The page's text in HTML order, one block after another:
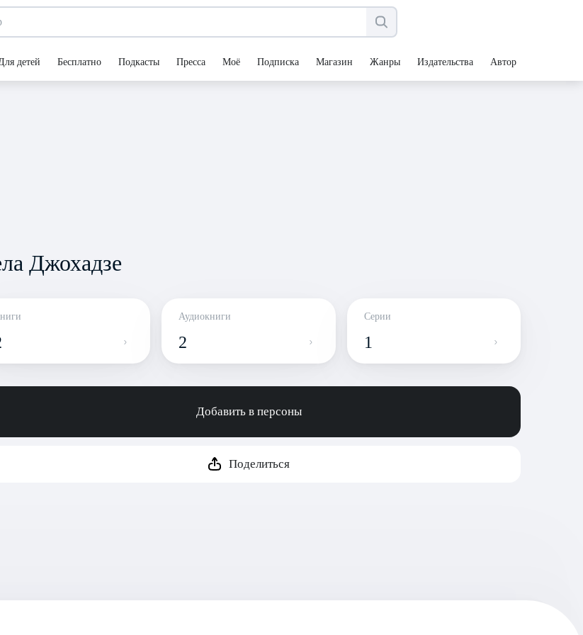
детей Бесплатно Подкасты Пресса Моё Подписка Магазин Жанры Издательства Авторы
Джохадзе
Аудиокниги
2
Серии
1
Добавить в персоны
Поделиться